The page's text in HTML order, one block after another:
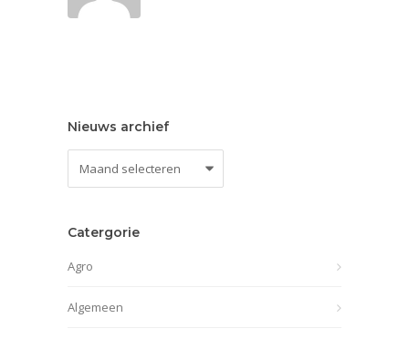
Nieuws archief
Catergorie
Agro
Algemeen